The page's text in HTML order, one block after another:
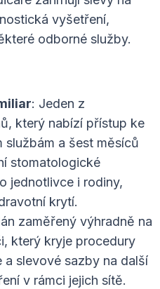
vyšetření,
odborné služby.
: Jeden z
který nabízí přístup ke
a šest měsíců
stomatologické
jednotlivce i rodiny,
krytí.
zaměřený výhradně na
který kryje procedury
slevové sazby na další
v rámci jejich sítě.